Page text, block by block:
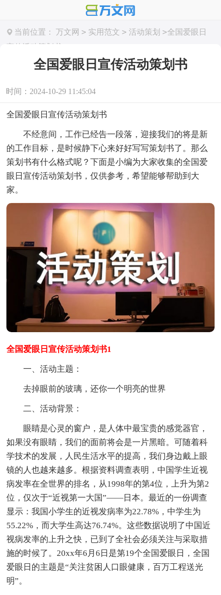
当前位置： 万文网 > 实用范文 > 活动策划 >全国爱眼日
宣传活动策划书
全国爱眼日宣传活动策划书
时间：2024-10-29 11:45:04
全国爱眼日宣传活动策划书
不经意间，工作已经告一段落，迎接我们的将是新
的工作目标，是时候静下心来好好写写策划书了。那么
策划书有什么格式呢？下面是小编为大家收集的全国爱
眼日宣传活动策划书，仅供参考，希望能够帮助到大
家。
全国爱眼日宣传活动策划书1
一、活动主题：
去掉眼前的玻璃，还你一个明亮的世界
二、活动背景：
眼睛是心灵的窗户，是人体中最宝贵的感觉器官，
如果没有眼睛，我们的面前将会是一片黑暗。可随着科
学技术的发展，人民生活水平的提高，我们身边戴上眼
镜的人也越来越多。根据资料调查表明，中国学生近视
病发率在全世界的排名，从1998年的第4位，上升为第2
位，仅次于“近视第一大国”——日本。最近的一份调查
显示：我国小学生的近视发病率为22.78%，中学生为
55.22%，而大学生高达76.74%。这些数据说明了中国近
视病发率的上升之快，已到了全社会必须关注与采取措
施的时候了。20xx年6月6日是第19个全国爱眼日，全国
爱眼日的主题是“关注贫困人口眼健康，百万工程送光
明”。